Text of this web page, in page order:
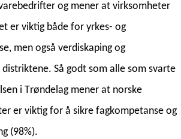
og mener at virksomheter
er viktig både for yrkes- og
men også verdiskaping og
distriktene. Så godt som alle som svarte
i Trøndelag mener at norske
er viktig for å sikre fagkompetanse og
(98%).